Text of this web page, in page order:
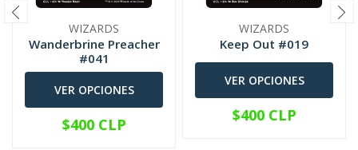
WIZARDS
Wanderbrine Preacher
#041
VER OPCIONES
$400 CLP
WIZARDS
Keep Out #019
VER OPCIONES
$400 CLP